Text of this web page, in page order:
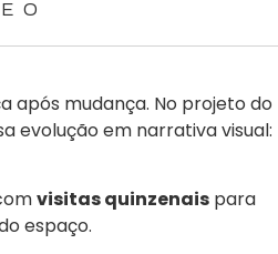
após mudança. No projeto do
evolução em narrativa visual:
visitas quinzenais para
espaço.